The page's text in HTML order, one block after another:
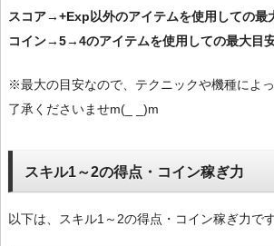
スコア→+Exp以外のアイテムを使用しての最
コイン→5→4のアイテムを使用しての最大目
※最大の目安なので、テクニックや機種によ
了承くださいませm(_ _)m
スキル1～2の得点・コイン稼ぎ力
以下は、スキル1～2の得点・コイン稼ぎ力です